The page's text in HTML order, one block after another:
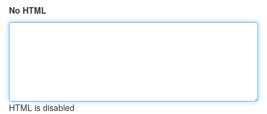
No HTML
HTML is disabled